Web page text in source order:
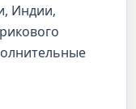
Индии,